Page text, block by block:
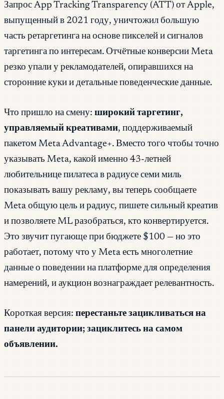
Запрос App Tracking Transparency (ATT) от Apple,
выпущенный в 2021 году, уничтожил большую
часть ретаргетинга на основе пикселей и сигналов
таргетинга по интересам. Отчётные конверсии Meta
резко упали у рекламодателей, опиравшихся на
сторонние куки и детальные поведенческие данные.
Что пришло на смену: широкий таргетинг,
управляемый креативами, поддерживаемый
пакетом Meta Advantage+. Вместо того чтобы точно
указывать Meta, какой именно 43-летней
любительнице пилатеса в радиусе семи миль
показывать вашу рекламу, вы теперь сообщаете
Meta общую цель и радиус, пишете сильный креатив
и позволяете ML разобраться, кто конвертируется.
Это звучит пугающе при бюджете $100 — но это
работает, потому что у Meta есть многолетние
данные о поведении на платформе для определения
намерений, и аукцион вознаграждает релевантность.
Короткая версия: перестаньте зацикливаться на
панели аудитории; зациклитесь на самом
объявлении.